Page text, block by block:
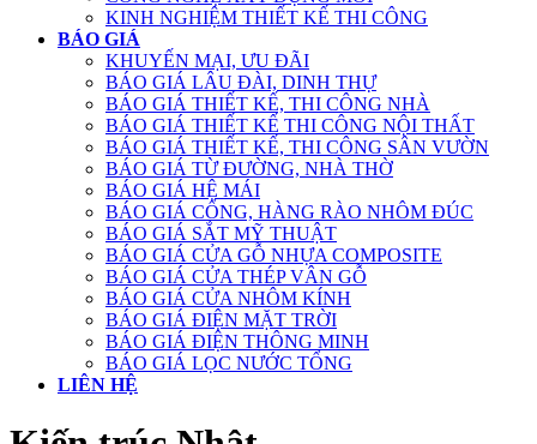
KINH NGHIỆM THIẾT KẾ THI CÔNG
BÁO GIÁ
KHUYẾN MẠI, ƯU ĐÃI
BÁO GIÁ LÂU ĐÀI, DINH THỰ
BÁO GIÁ THIẾT KẾ, THI CÔNG NHÀ
BÁO GIÁ THIẾT KẾ THI CÔNG NỘI THẤT
BÁO GIÁ THIẾT KẾ, THI CÔNG SÂN VƯỜN
BÁO GIÁ TỪ ĐƯỜNG, NHÀ THỜ
BÁO GIÁ HỆ MÁI
BÁO GIÁ CỔNG, HÀNG RÀO NHÔM ĐÚC
BÁO GIÁ SẮT MỸ THUẬT
BÁO GIÁ CỬA GỖ NHỰA COMPOSITE
BÁO GIÁ CỬA THÉP VÂN GỖ
BÁO GIÁ CỬA NHÔM KÍNH
BÁO GIÁ ĐIỆN MẶT TRỜI
BÁO GIÁ ĐIỆN THÔNG MINH
BÁO GIÁ LỌC NƯỚC TỔNG
LIÊN HỆ